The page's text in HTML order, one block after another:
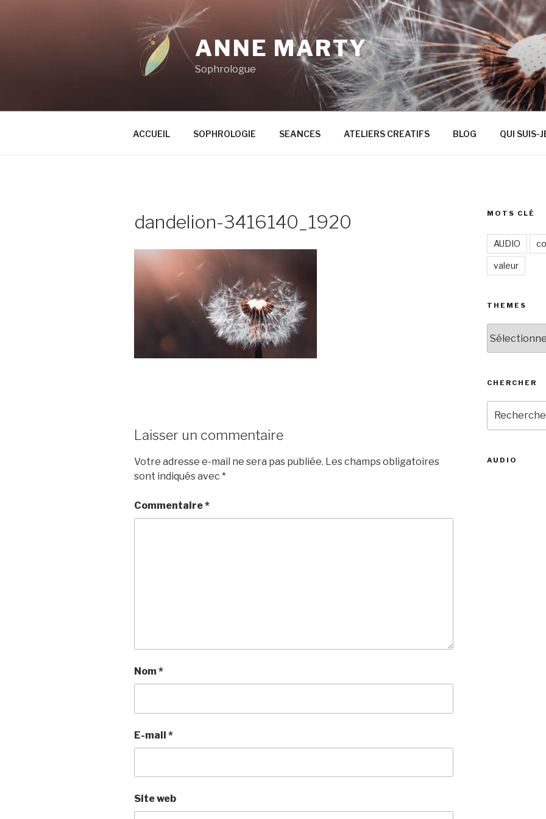
ANNE MARTY
Sophrologue
ACCUEIL SOPHROLOGIE SEANCES ATELIERS CREATIFS BLOG QUI SUIS-
dandelion-3416140_1920
Laisser un commentaire
Votre adresse e-mail ne sera pas publiée. Les champs obligatoires
sont indiqués avec *
Commentaire*
Nom*
E-mail *
Site web
MOTS CLÉ
AUDIO
valeur
THEMES
CHERCHER
pour
:
AUDIO